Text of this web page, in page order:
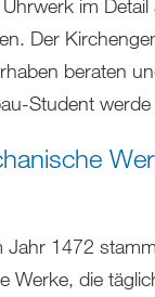
im
Der
beraten
Student
Jahr 1472
Werke, die